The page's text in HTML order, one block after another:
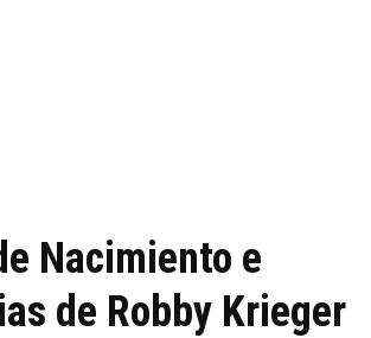
Nacimiento e
de Robby Krieger